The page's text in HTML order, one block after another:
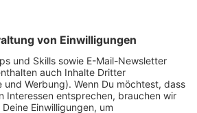
und Johannes Stolle von
einen Tag vor der
sechsten Studioalbums.
Werk und sie haben es bei
Mal in den Händen gehalten
und Platten unterschrieben.